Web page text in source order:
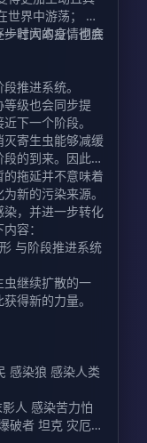
世界中游荡； 玩
壮大的疫情彻底
时间本身，也会
推进系统。
级也会同步提
下一个阶段。
寄生虫能够减缓
的到来。因此，
拖延并不意味着
新的污染来源。
染，并进一步转化
容：
与阶段推进系统
虫继续扩散的一
得新的力量。
感染狼 感染人类
人 感染苦力怕
破者 坦克 灾厄者